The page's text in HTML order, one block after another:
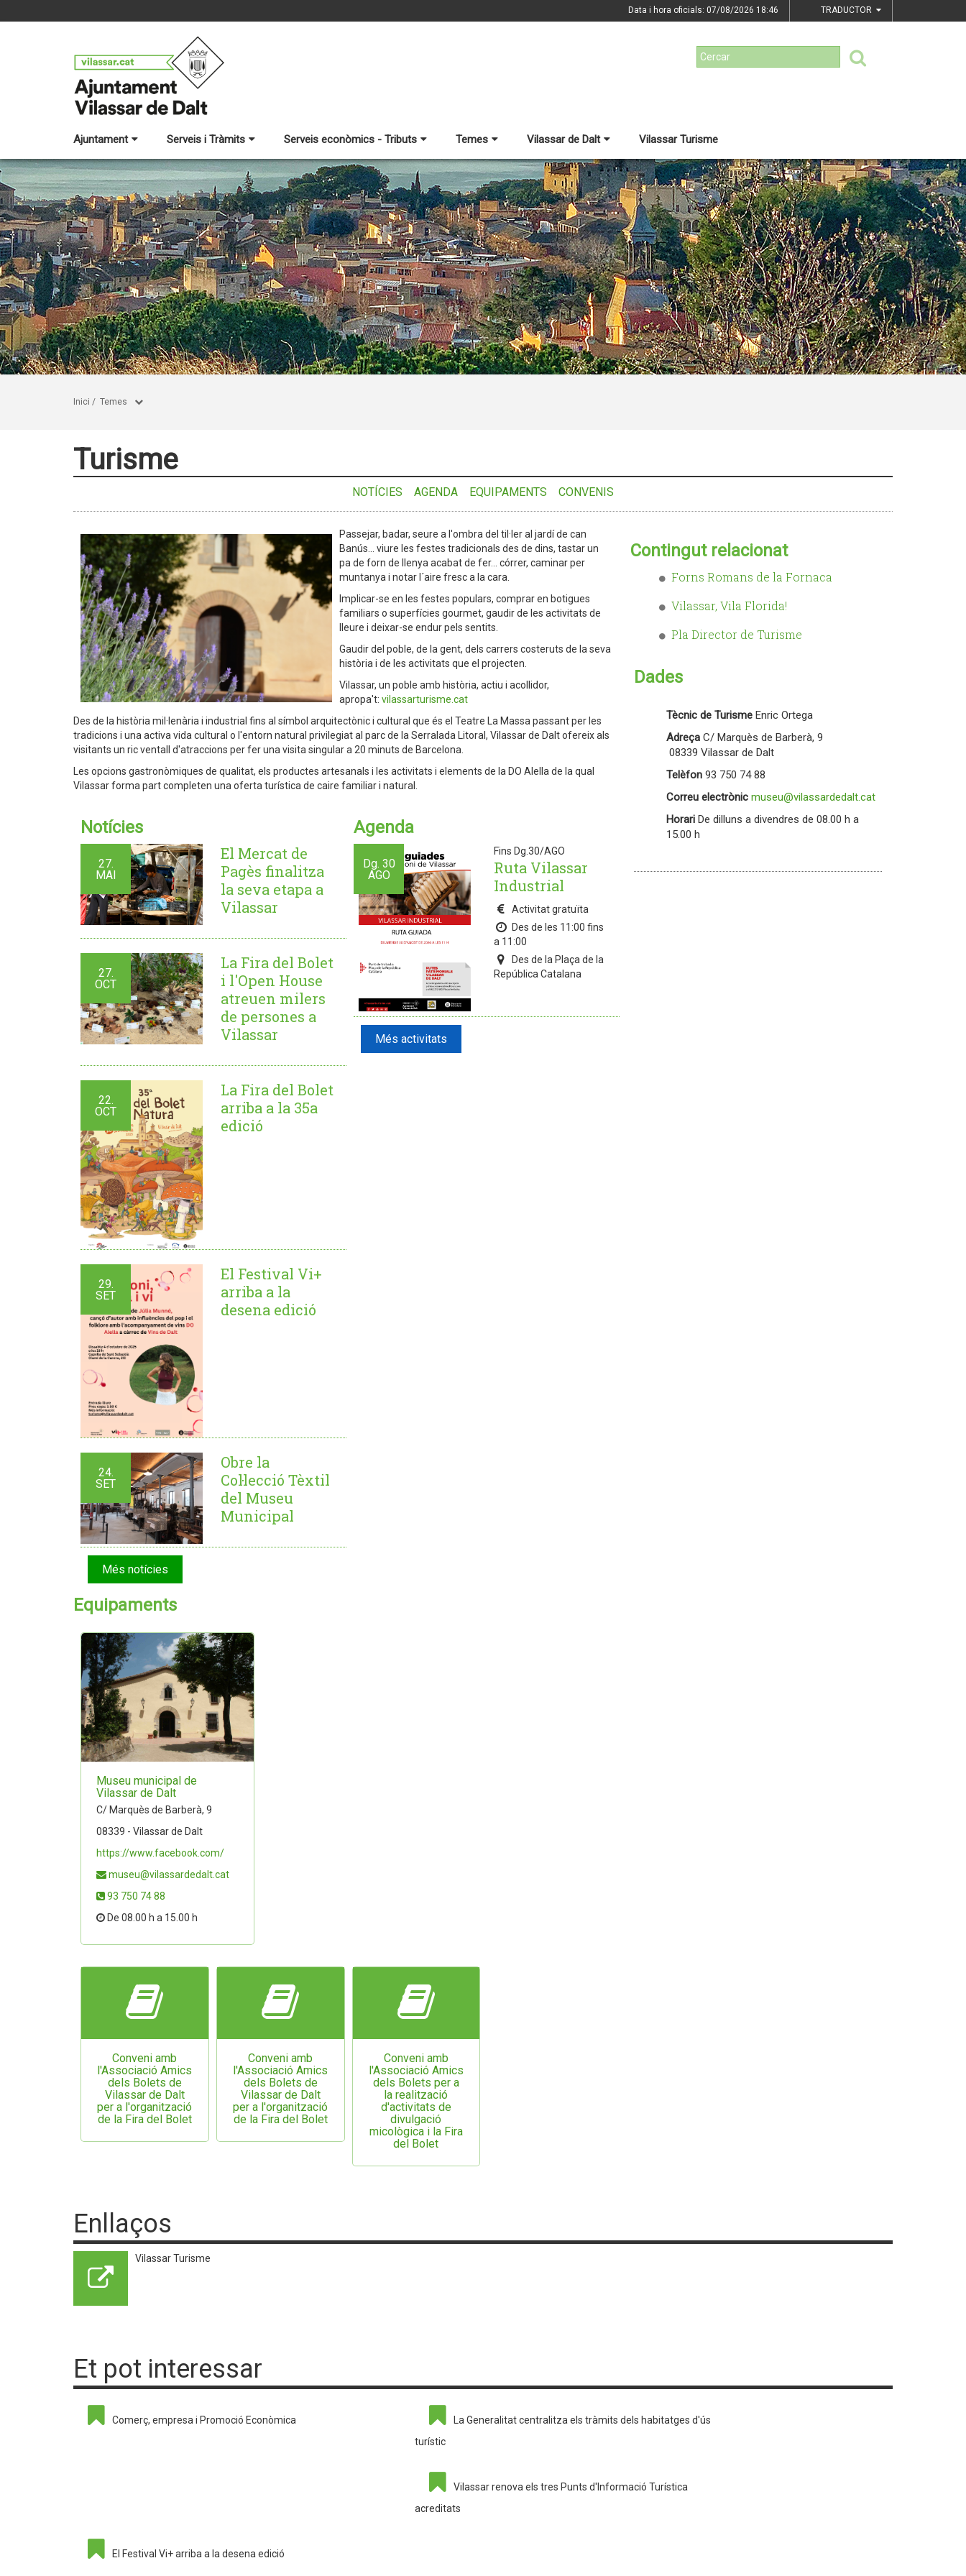
Data i hora oficials: 07/08/2026 18:46 TRADUCTOR
Ajuntament Serveis i Tràmits Serveis econòmics - Tributs Temes Vilassar de Dalt Vilassar Turisme
Inici / Temes
Turisme
NOTÍCIES AGENDA EQUIPAMENTS CONVENIS
Passejar, badar, seure a l'ombra del til·ler al jardí de can
Banús... viure les festes tradicionals des de dins, tastar un
pa de forn de llenya acabat de fer... córrer, caminar per
muntanya i notar l´aire fresc a la cara.
Implicar-se en les festes populars, comprar en botigues
familiars o superfícies gourmet, gaudir de les activitats de
lleure i deixar-se endur pels sentits.
Gaudir del poble, de la gent, dels carrers costeruts de la seva
història i de les activitats que el projecten.
Vilassar, un poble amb història, actiu i acollidor,
apropa't: vilassarturisme.cat
Des de la història mil·lenària i industrial fins al símbol arquitectònic i cultural que és el Teatre La Massa passant per les
tradicions i una activa vida cultural o l'entorn natural privilegiat al parc de la Serralada Litoral, Vilassar de Dalt ofereix als
visitants un ric ventall d'atraccions per fer una visita singular a 20 minuts de Barcelona.
Les opcions gastronòmiques de qualitat, els productes artesanals i les activitats i elements de la DO Alella de la qual
Vilassar forma part completen una oferta turística de caire familiar i natural.
Notícies
27.
MAI
El Mercat de
Pagès finalitza
la seva etapa a
Vilassar
27.
OCT
La Fira del Bolet
i l'Open House
atreuen milers
de persones a
Vilassar
22.
OCT
La Fira del Bolet
arriba a la 35a
edició
29.
SET
El Festival Vi+
arriba a la
desena edició
24.
SET
Obre la
Col·lecció Tèxtil
del Museu
Municipal
Més notícies
Agenda
Dg. 30
AGO
Fins Dg.30/AGO
Ruta Vilassar
Industrial
Activitat gratuïta
Des de les 11:00 fins
a 11:00
Des de la Plaça de la
República Catalana
Més activitats
Equipaments
Museu municipal de
Vilassar de Dalt
C/ Marquès de Barberà, 9
08339 - Vilassar de Dalt
https://www.facebook.com/
museu@vilassardedalt.cat
93 750 74 88
De 08.00 h a 15.00 h
Conveni amb
l'Associació Amics
dels Bolets de
Vilassar de Dalt
per a l'organització
de la Fira del Bolet
Conveni amb
l'Associació Amics
dels Bolets de
Vilassar de Dalt
per a l'organització
de la Fira del Bolet
Conveni amb
l'Associació Amics
dels Bolets per a
la realització
d'activitats de
divulgació
micològica i la Fira
del Bolet
Contingut relacionat
Forns Romans de la Fornaca
Vilassar, Vila Florida!
Pla Director de Turisme
Dades
Tècnic de Turisme Enric Ortega
Adreça C/ Marquès de Barberà, 9
08339 Vilassar de Dalt
Telèfon 93 750 74 88
Correu electrònic museu@vilassardedalt.cat
Horari De dilluns a divendres de 08.00 h a
15.00 h
Enllaços
Vilassar Turisme
Et pot interessar
Comerç, empresa i Promoció Econòmica
La Generalitat centralitza els tràmits dels habitatges d'ús
turístic
Vilassar renova els tres Punts d'Informació Turística
acreditats
El Festival Vi+ arriba a la desena edició